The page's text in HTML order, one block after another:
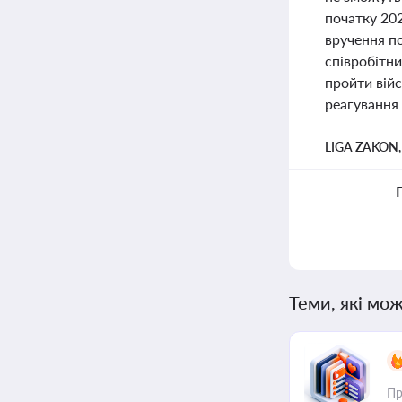
початку
вручення
пройти
LIGA
Теми, які